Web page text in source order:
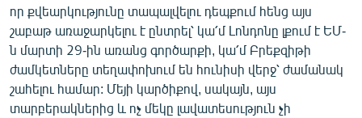
որ քվեարկությունը տապալվելու դեպքում հենց այս
շաբաթ առաջարկելու է ընտրել՝ կա՛մ Լոնդոնը լքում է ԵՄ-
ն մարտի 29-ին առանց գործարքի, կա՛մ Բրեքզիթի
ժամկետները տեղափոխում են հունիսի վերջ՝ ժամանակ
շահելու համար: Մեյի կարծիքով, սակայն, այս
տարբերակներից և ոչ մեկը լավատեսություն չի